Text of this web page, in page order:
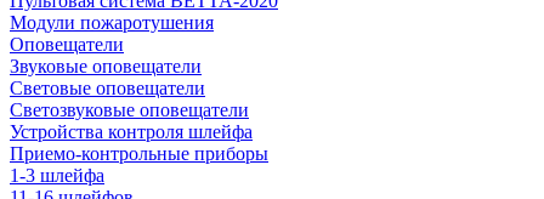
Модули пожаротушения
Оповещатели
Звуковые оповещатели
Световые оповещатели
Светозвуковые оповещатели
Устройства контроля шлейфа
Приемо-контрольные приборы
1-3 шлейфа